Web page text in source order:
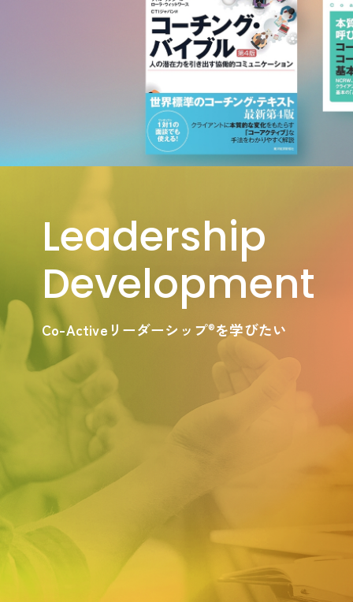
Leadership
Development
Co-Activeリーダーシップ®を学びたい